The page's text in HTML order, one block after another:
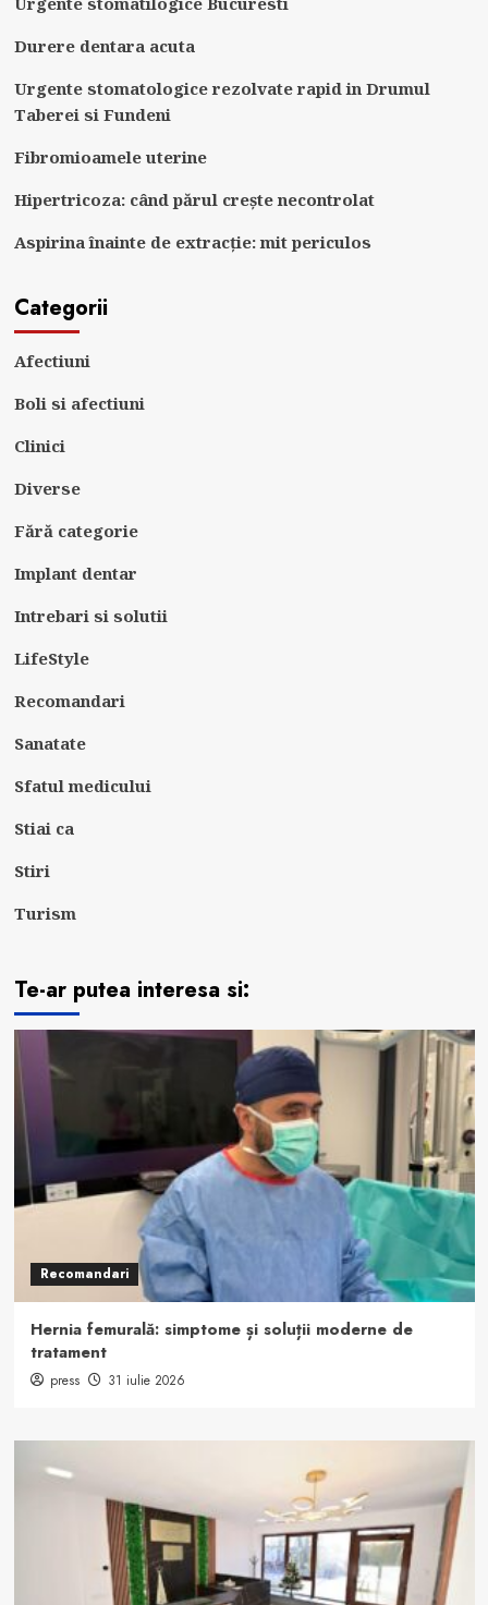
Durere dentara acuta
Urgente stomatologice rezolvate rapid in Drumul
Taberei si Fundeni
Fibromioamele uterine
Hipertricoza: când părul crește necontrolat
Aspirina înainte de extracție: mit periculos
Categorii
Afectiuni
Boli si afectiuni
Clinici
Diverse
Fără categorie
Implant dentar
Intrebari si solutii
LifeStyle
Recomandari
Sanatate
Sfatul medicului
Stiai ca
Stiri
Turism
Te-ar putea interesa si:
Recomandari
Hernia femurală: simptome și soluții moderne de
tratament
press 31 iulie 2026